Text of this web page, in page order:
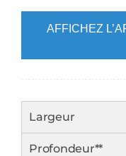
AFFICHEZ
Largeur
Profondeur**